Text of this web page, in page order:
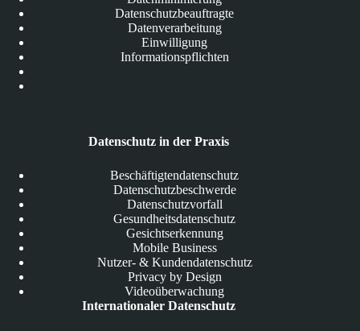
Datenschutzbeauftragte
Datenverarbeitung
Einwilligung
Informationspflichten
Datenschutz in der Praxis
Beschäftigtendatenschutz
Datenschutzbeschwerde
Datenschutzvorfall
Gesundheitsdatenschutz
Gesichtserkennung
Mobile Business
Nutzer- & Kundendatenschutz
Privacy by Design
Videoüberwachung
Internationaler Datenschutz